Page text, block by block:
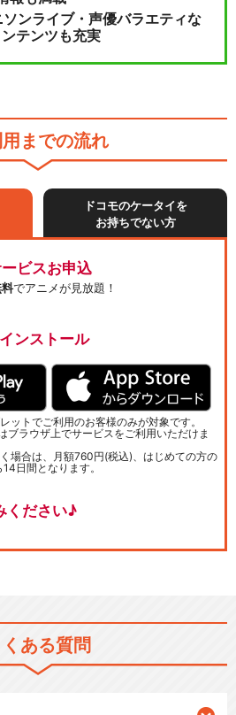
ンライブ・声優バラエティな
テンツも充実
までの流れ
ドコモのケータイを
お持ちでない方
ビスお申込
でアニメが見放題！
ンストール
ットでご利用のお客様のみが対象です。
ブラウザ上でサービスをご利用いただけま
場合は、月額760円(税込)、はじめての方の
日間となります。
ください♪
くある質問